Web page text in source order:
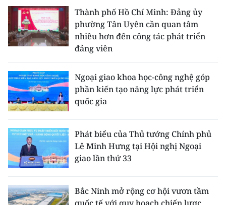
Thành phố Hồ Chí Minh: Đảng ủy
phường Tân Uyên cần quan tâm
nhiều hơn đến công tác phát triển
đảng viên
Ngoại giao khoa học-công nghệ góp
phần kiến tạo năng lực phát triển
quốc gia
Phát biểu của Thủ tướng Chính phủ
Lê Minh Hưng tại Hội nghị Ngoại
giao lần thứ 33
Bắc Ninh mở rộng cơ hội vươn tầm